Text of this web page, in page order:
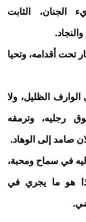
الجنان، الثابت
.
تحت أقدامه، وتحيا
الظليل، ولا
رجليه، وترمقه
صامد إلى الوهاد.
في سماح ومحبة،
هو ما يجري في
.